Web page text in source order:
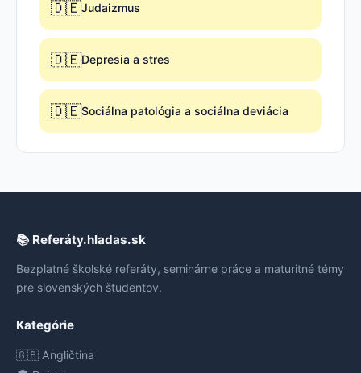
🇩🇪Judaizmus
🇩🇪Depresia a stres
🇩🇪Sociálna patológia a sociálna deviácia
📚 Referáty.hladas.sk
Bezplatné školské referáty, seminárne práce a maturitné témy
pre slovenských študentov.
Kategórie
🇬🇧 Angličtina